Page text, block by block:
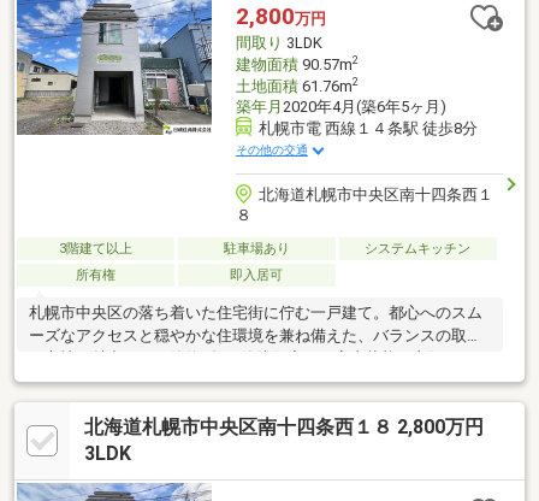
2,800万円
間取り 3LDK
建物面積90.57m2
土地面積61.76m2
築年月 2020年4月(築6年5ヶ月)
札幌市電 西線１４条駅 徒歩8分
その他の交通
北海道札幌市中央区南十四条西１
８
3階建て以上 駐車場あり
システムキッチン
所有権
即入居可
札幌市中央区の落ち着いた住宅街に佇む一戸建て。都心へのスム
ーズなアクセスと穏やかな住環境を兼ね備えた、バランスの取れ
そのままご入居いただくのはもちろん、ライフスタイルに合わせ
たアレンジもご検討いただけます。各居室に収納を備えた使い勝
手の良い間取りで、ファミリー世帯にもおすすめです。周辺には
生活利便施設も整い、日々の暮らしを快適にサポート。内覧のご
ださい。
北海道札幌市中央区南十四条西１８ 2,800万円
3LDK